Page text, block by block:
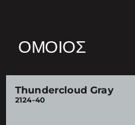
ΌΜΟΙΟΣ
Thundercloud Gray
2124-40